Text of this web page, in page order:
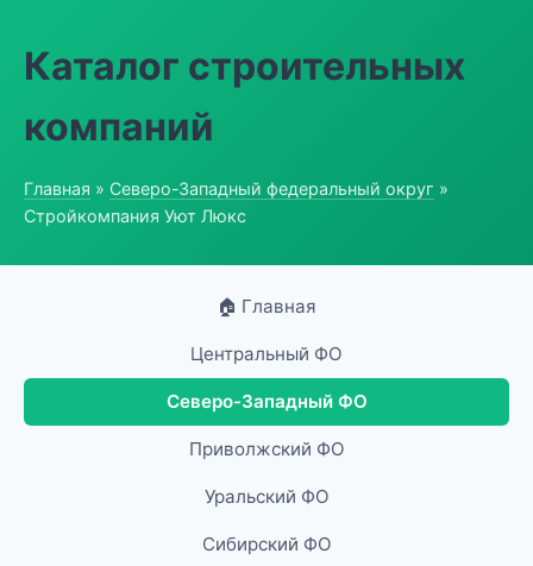
Каталог строительных
компаний
Главная » Северо-Западный федеральный округ »
Стройкомпания Уют Люкс
🏠 Главная
Центральный ФО
Северо-Западный ФО
Приволжский ФО
Уральский ФО
Сибирский ФО